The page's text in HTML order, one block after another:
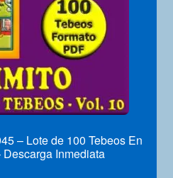
– Lote de 100 Tebeos En
Inmediata